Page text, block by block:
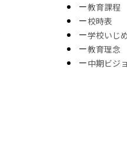
教育課程
校時表
学校いじ
教育理念
中期ビジ